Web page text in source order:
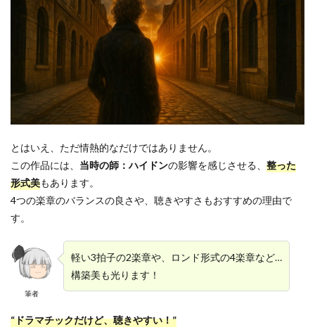
とはいえ、ただ情熱的なだけではありません。
この作品には、 当時の師：ハイドンの影響を感じさせる、 整った
形式美もあります。
4つの楽章のバランスの良さや、聴きやすさもおすすめの理由で
す。
筆者
軽い3拍子の2楽章や、ロンド形式の4楽章など…
構築美も光ります！
“ドラマチックだけど、聴きやすい！”